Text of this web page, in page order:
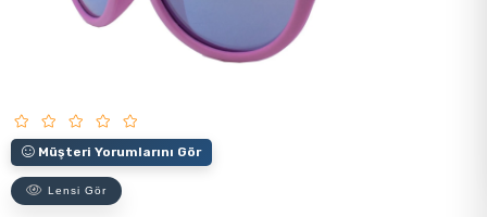
Müşteri Yorumlarını Gör
Lensi Gör